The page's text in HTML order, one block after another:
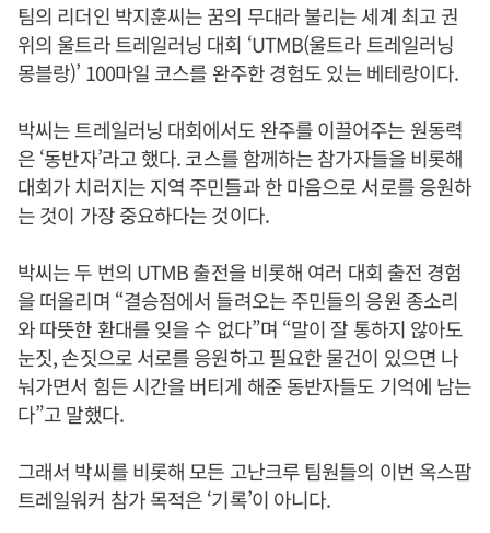
팀의 리더인 박지훈씨는 꿈의 무대라 불리는 세계 최고 권
위의 울트라 트레일러닝 대회 ‘UTMB(울트라 트레일러닝
몽블랑)’ 100마일 코스를 완주한 경험도 있는 베테랑이다.
박씨는 트레일러닝 대회에서도 완주를 이끌어주는 원동력
은 ‘동반자’라고 했다. 코스를 함께하는 참가자들을 비롯해
대회가 치러지는 지역 주민들과 한 마음으로 서로를 응원하
는 것이 가장 중요하다는 것이다.
박씨는 두 번의 UTMB 출전을 비롯해 여러 대회 출전 경험
을 떠올리며 “결승점에서 들려오는 주민들의 응원 종소리
와 따뜻한 환대를 잊을 수 없다”며 “말이 잘 통하지 않아도
눈짓, 손짓으로 서로를 응원하고 필요한 물건이 있으면 나
눠가면서 힘든 시간을 버티게 해준 동반자들도 기억에 남는
다”고 말했다.
그래서 박씨를 비롯해 모든 고난크루 팀원들의 이번 옥스팜
트레일워커 참가 목적은 ‘기록’이 아니다.